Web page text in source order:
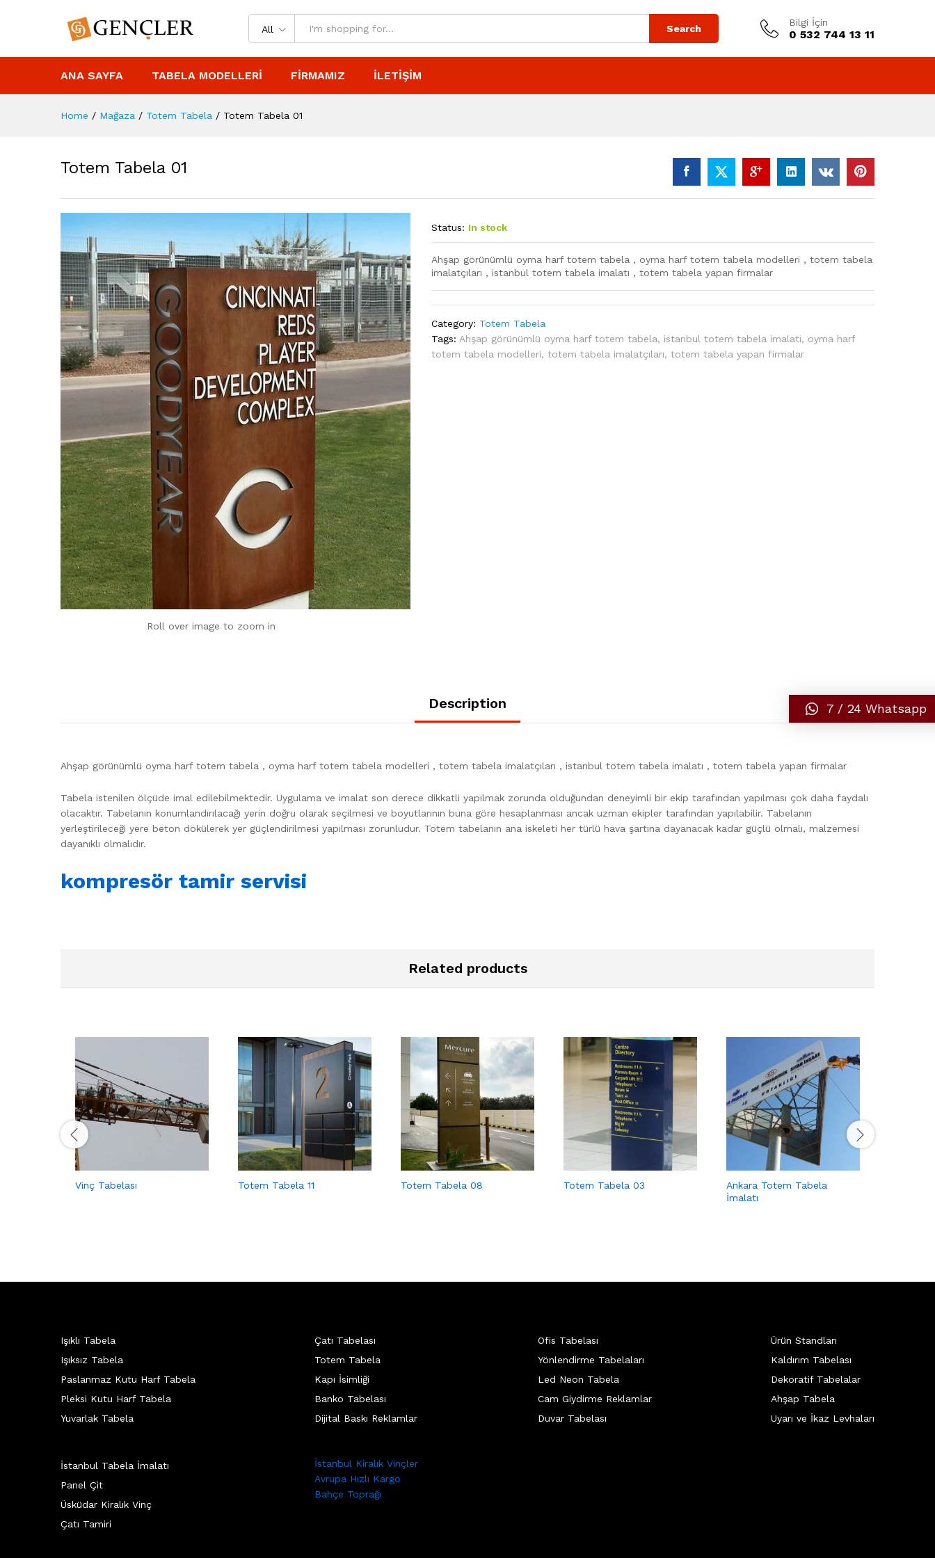
All Search
Bilgi İçin
0 532 744 13 11
ANA SAYFA TABELA MODELLERI FIRMAMIZ İLETIŞIM
Home / Mağaza / Totem Tabela / Totem Tabela 01
Totem Tabela 01
Roll over image to zoom in
Status: In stock
Ahşap görünümlü oyma harf totem tabela , oyma harf totem tabela modelleri , totem tabela
imalatçıları , istanbul totem tabela imalatı , totem tabela yapan firmalar
Category: Totem Tabela
Tags: Ahşap görünümlü oyma harf totem tabela, istanbul totem tabela imalatı, oyma harf
totem tabela modelleri,totem tabela imalatçıları,totem tabela yapan firmalar
Description
Ahşap görünümlü oyma harf totem tabela , oyma harf totem tabela modelleri , totem tabela imalatçıları , istanbul totem tabela imalatı , totem tabela yapan firmalar
Tabela istenilen ölçüde imal edilebilmektedir. Uygulama ve imalat son derece dikkatli yapılmak zorunda olduğundan deneyimli bir ekip tarafından yapılması çok daha faydalı
olacaktır. Tabelanın konumlandırılacağı yerin doğru olarak seçilmesi ve boyutlarının buna göre hesaplanması ancak uzman ekipler tarafından yapılabilir. Tabelanın
yerleştirileceği yere beton dökülerek yer güçlendirilmesi yapılması zorunludur. Totem tabelanın ana iskeleti her türlü hava şartına dayanacak kadar güçlü olmalı, malzemesi
dayanıklı olmalıdır.
kompresör tamir servisi
Related products
Vinç Tabelası Totem Tabela 11 Totem Tabela 08 Totem Tabela 03
Ankara Totem Tabela
İmalatı
Işıklı Tabela
Işıksız Tabela
Paslanmaz Kutu Harf Tabela
Pleksi Kutu Harf Tabela
Yuvarlak Tabela
İstanbul Tabela İmalatı
Panel Çit
Üsküdar Kiralık Vinç
Çatı Tamiri
Çatı Tabelası
Totem Tabela
Kapı İsimliği
Banko Tabelası
Dijital Baskı Reklamlar
İstanbul Kiralık Vinçler
Avrupa Hızlı Kargo
Bahçe Toprağı
Ofis Tabelası
Yönlendirme Tabelaları
Led Neon Tabela
Cam Giydirme Reklamlar
Duvar Tabelası
Ürün Standları
Kaldırım Tabelası
Dekoratif Tabelalar
Ahşap Tabela
Uyarı ve İkaz Levhaları
7 / 24 Whatsapp